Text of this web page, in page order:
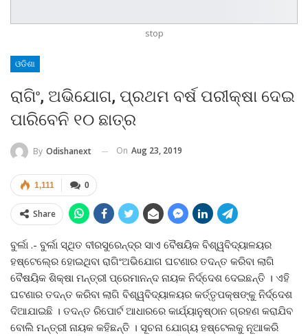
stop
ଓଡିଶା
ରାଗିଂ, ଅଭିଯୋଗ, ପ୍ରଥମ ବର୍ଷ ପରୀକ୍ଷା ଦେଇ
ପାରିବେନି ୧୦ ଛାତ୍ର
By Odishanext On Aug 23, 2019
0
1,111
Share
ବୁର୍ଲା .- ବୁର୍ଲା ସ୍ଥିତ ବୀରସୁରେନ୍ଦ୍ର ସାଏ ବୈଷୟିକ ବିଶ୍ୱବିଦ୍ୟାଳୟର
ହଷ୍ଟେଲ୍‍ରେ ହୋଇଥିବା ରାଗିଂଅଭିଯୋଗ ଘଟଣାର ତଦନ୍ତ କରିବା ଲାଗି
ବୈଷୟିକ ଶିକ୍ଷା ମନ୍ତ୍ରୀ ପ୍ରେମାନନ୍ଦ ନାୟକ ନିର୍ଦ୍ଦେଶ ଦେଇଛନ୍ତି । ଏହି
ଘଟଣାର ତଦନ୍ତ କରିବା ଲାଗି ବିଶ୍ୱବିଦ୍ୟାଳୟର କର୍ତ୍ତୃପକ୍ଷଙ୍କୁ ନିର୍ଦ୍ଦେଶ
ଦିଆଯାଇଛି । ତଦନ୍ତ ରିପୋର୍ଟ ଆଧାରରେ କାର୍ଯ୍ୟାନୁଷ୍ଠାନ ଗ୍ରହଣ କରାଯିବ
ବୋଲି ମନ୍ତ୍ରୀ ନାୟକ କହିଛନ୍ତି । ସୂଚନା ଯୋଗ୍ୟ ହଷ୍ଟେଲକୁ ନୂଆକରି